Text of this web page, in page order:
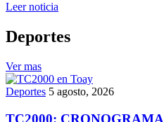
Leer noticia
Deportes
Ver mas
Deportes 5 agosto, 2026
TC2000: